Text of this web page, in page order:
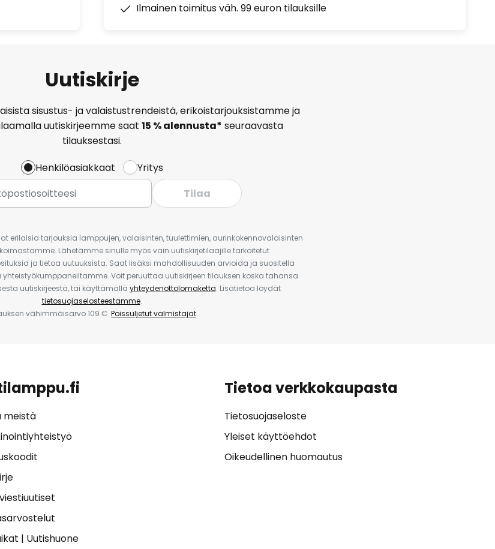
Ilmainen toimitus väh. 99 euron tilauksille
Uutiskirje
sisustus- ja valaistustrendeistä, erikoistarjouksistamme ja
uutiskirjeemme saat 15 % alennusta* seuraavasta
tilauksestasi.
Henkilöasiakkaat
Yritys
Tilaa
erilaisia tarjouksia lamppujen, valaisinten, tuulettimien, aurinkokennovalaisinten
Lähetämme sinulle myös vain uutiskirjetilaajille tarkoitetut
ja tietoa uutuuksista. Saat lisäksi mahdollisuuden arvioida ja suositella
Voit peruuttaa uutiskirjeen tilauksen koska tahansa
uutiskirjeestä, tai käyttämällä yhteydenottolomaketta. Lisätietoa löydät
tietosuojaselosteestamme.
vähimmäisarvo 109 €. Poissuljetut valmistajat.
meistä
| Uutishuone
Tietoa verkkokaupasta
Tietosuojaseloste
Yleiset käyttöehdot
Oikeudellinen huomautus